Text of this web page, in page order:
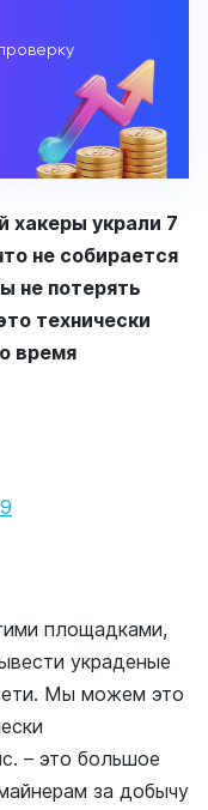
хакеры украли 7
не собирается
не потерять
технически
время
площадками,
украденые
Мы можем это
– это большое
за добычу